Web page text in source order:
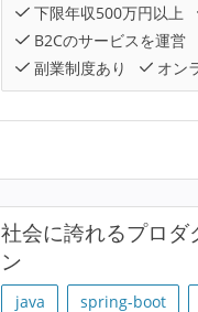
下限年収500万円以上
B2Cのサービスを運営
副業制度あり
オン
社会に誇れるプロダ
ン
java spring-boot